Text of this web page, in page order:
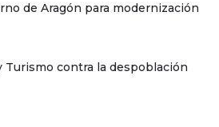
de Aragón para modernización
Turismo contra la despoblación